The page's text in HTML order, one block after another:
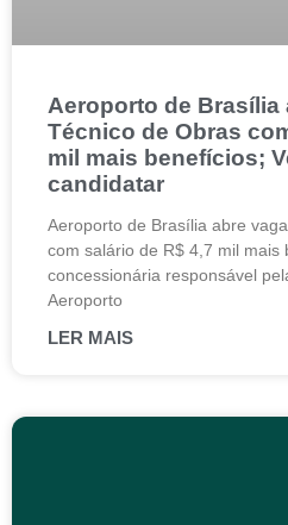
Aeroporto de Brasília
Técnico de Obras
mil mais benefícios;
candidatar
Aeroporto de Brasília abre
com salário de R$ 4,7 mil mais
concessionária responsável
Aeroporto
LER MAIS